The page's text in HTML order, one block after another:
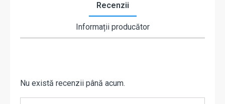
Recenzii
Informații producător
Nu există recenzii până acum.